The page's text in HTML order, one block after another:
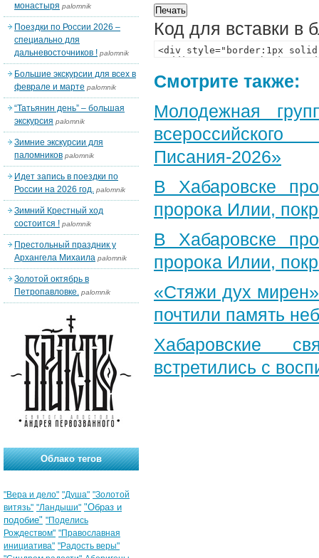
Код для вставки в
Смотрите также:
Молодежная
Писания-2026»
В Хабаровске
пророка Илии,
В Хабаровске
пророка Илии,
«Стяжи дух
почтили память
Хабаровские
встретились с
монастыря palomnik
Поездки по России 2026 –
специально для
дальневосточников ! palomnik
Большие экскурсии для всех в
феврале и марте palomnik
“Татьянин день” – большая
экскурсия palomnik
Зимние экскурсии для
паломников palomnik
Идет запись в поездки по
России на 2026 год. palomnik
Зимний Крестный ход
состоится ! palomnik
Престольный праздник у
Архангела Михаила palomnik
Золотой октябрь в
Петропавловке. palomnik
Облако тегов
"Вера и дело" "Душа" "Золотой
витязь" "Ландыши" "Образ и
подобие" "Поделись
Рождеством" "Православная
инициатива" "Радость веры"